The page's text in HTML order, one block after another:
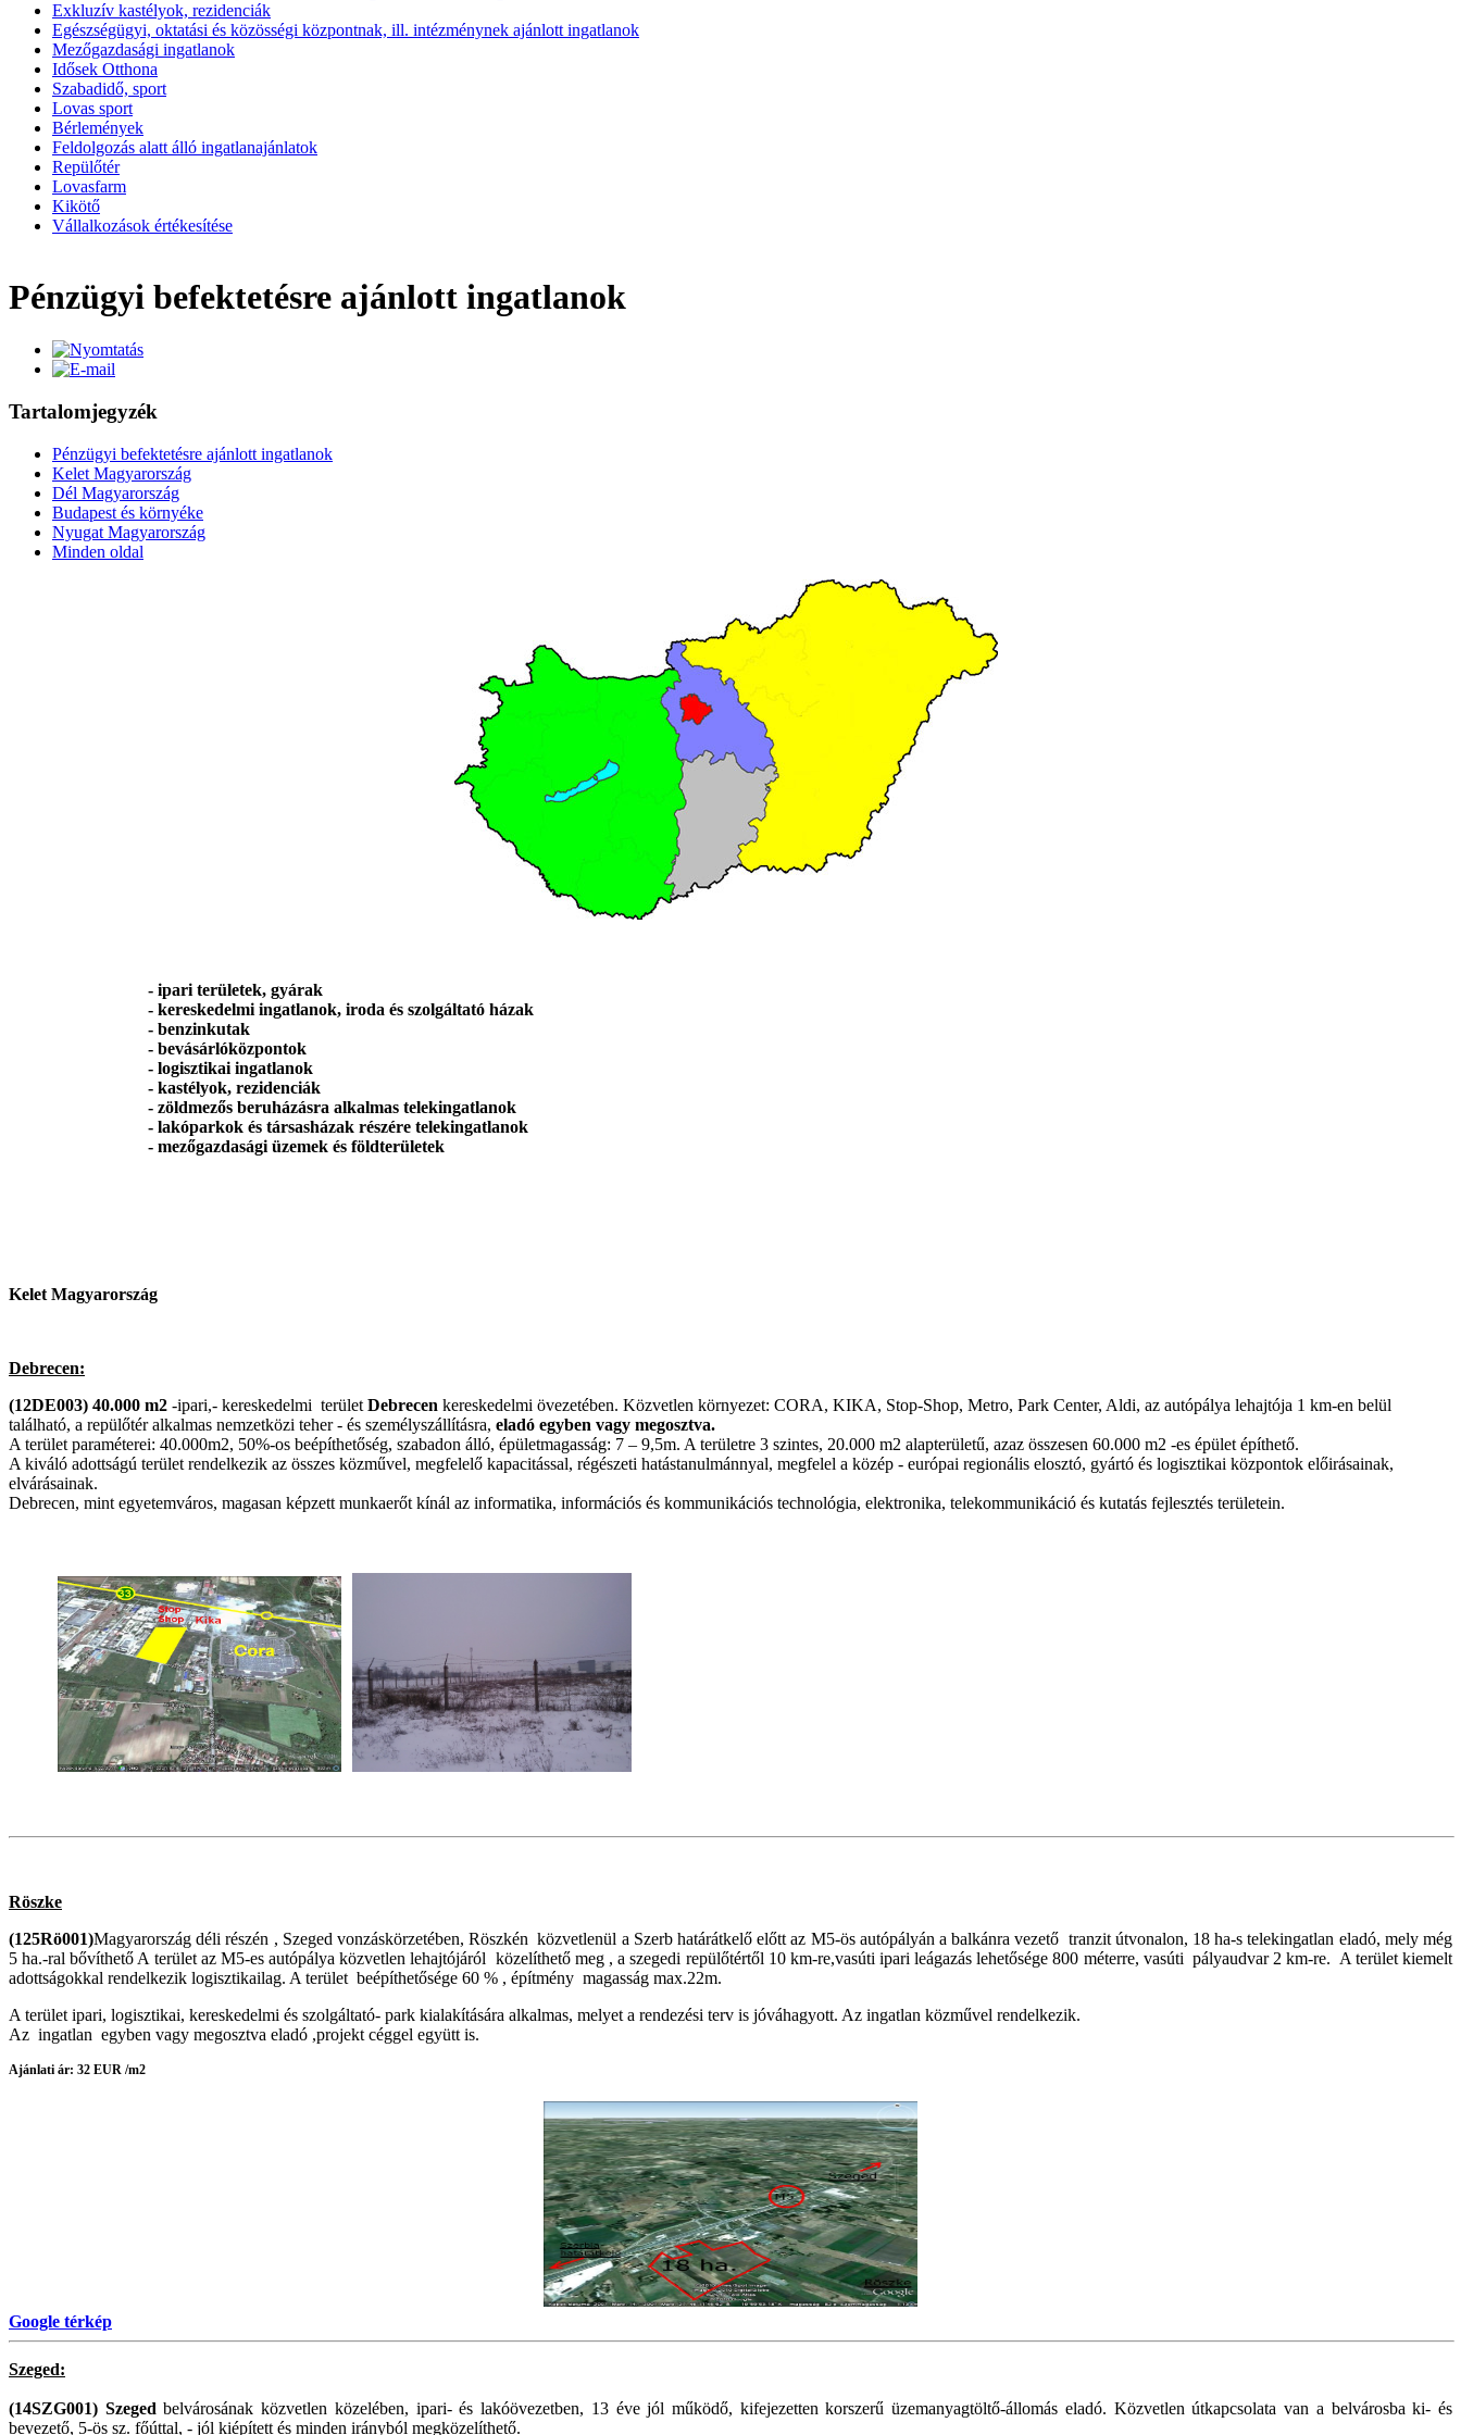
Exkluzív kastélyok, rezidenciák
Egészségügyi, oktatási és közösségi központnak, ill. intézménynek ajánlott ingatlanok
Mezőgazdasági ingatlanok
Idősek Otthona
Szabadidő, sport
Lovas sport
Bérlemények
Feldolgozás alatt álló ingatlanajánlatok
Repülőtér
Lovasfarm
Kikötő
Vállalkozások értékesítése
Pénzügyi befektetésre ajánlott ingatlanok
Tartalomjegyzék
Pénzügyi befektetésre ajánlott ingatlanok
Kelet Magyarország
Dél Magyarország
Budapest és környéke
Nyugat Magyarország
Minden oldal
- ipari területek, gyárak
- kereskedelmi ingatlanok, iroda és szolgáltató házak
- benzinkutak
- bevásárlóközpontok
- logisztikai ingatlanok
- kastélyok, rezidenciák
- zöldmezős beruházásra alkalmas telekingatlanok
- lakóparkok és társasházak részére telekingatlanok
- mezőgazdasági üzemek és földterületek
Kelet Magyarország
Debrecen:
(12DE003) 40.000 m2 -ipari,- kereskedelmi terület Debrecen kereskedelmi övezetében. Közvetlen környezet: CORA, KIKA, Stop-Shop, Metro, Park Center, Aldi, az autópálya lehajtója 1 km-en belül
található, a repülőtér alkalmas nemzetközi teher - és személyszállításra, eladó egyben vagy megosztva.
A terület paraméterei: 40.000m2, 50%-os beépíthetőség, szabadon álló, épületmagasság: 7 – 9,5m. A területre 3 szintes, 20.000 m2 alapterületű, azaz összesen 60.000 m2 -es épület építhető.
A kiváló adottságú terület rendelkezik az összes közművel, megfelelő kapacitással, régészeti hatástanulmánnyal, megfelel a közép - európai regionális elosztó, gyártó és logisztikai központok előirásainak,
elvárásainak.
Debrecen, mint egyetemváros, magasan képzett munkaerőt kínál az informatika, információs és kommunikációs technológia, elektronika, telekommunikáció és kutatás fejlesztés területein.
Röszke
(125Rö001)Magyarország déli részén , Szeged vonzáskörzetében, Röszkén közvetlenül a Szerb határátkelő előtt az M5-ös autópályán a balkánra vezető tranzit útvonalon, 18 ha-s telekingatlan eladó, mely még
5 ha.-ral bővíthető A terület az M5-es autópálya közvetlen lehajtójáról közelíthető meg , a szegedi repülőtértől 10 km-re,vasúti ipari leágazás lehetősége 800 méterre, vasúti pályaudvar 2 km-re. A terület kiemelt
adottságokkal rendelkezik logisztikailag. A terület beépíthetősége 60 % , építmény magasság max.22m.
A terület ipari, logisztikai, kereskedelmi és szolgáltató- park kialakítására alkalmas, melyet a rendezési terv is jóváhagyott. Az ingatlan közművel rendelkezik.
Az ingatlan egyben vagy megosztva eladó ,projekt céggel együtt is.
Ajánlati ár: 32 EUR /m2
Google térkép
Szeged:
(14SZG001) Szeged belvárosának közvetlen közelében, ipari- és lakóövezetben, 13 éve jól működő, kifejezetten korszerű üzemanyagtöltő-állomás eladó. Közvetlen útkapcsolata van a belvárosba ki- és
bevezető, 5-ös sz. főúttal, - jól kiépített és minden irányból megközelíthető.